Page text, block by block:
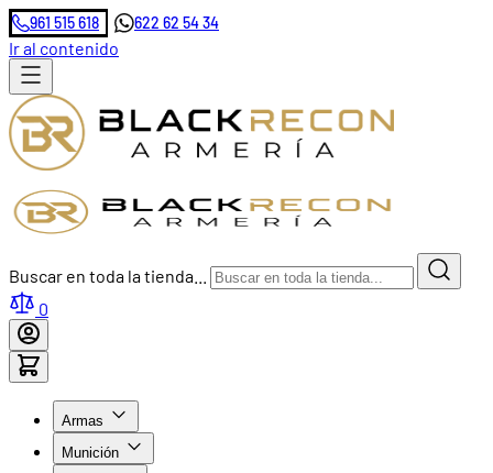
961 515 618 622 62 54 34
Ir al contenido
Buscar en toda la tienda...
0
Armas
Munición